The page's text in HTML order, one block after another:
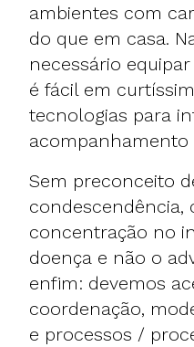
ambientes com
do que em casa.
necessário
é fácil em
tecnologias para
acompanhamento
Sem preconceito
condescendência,
concentração no
doença e não o
enfim: devemos
coordenação,
e processos /